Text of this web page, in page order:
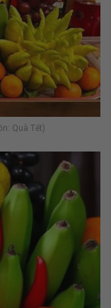
Quà Tết)